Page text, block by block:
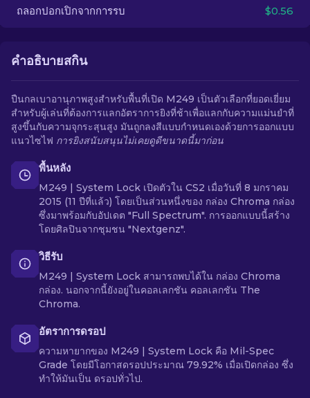
ถลอกปอกเปิกจากการรบ $0.56
คำอธิบายสกิน
ปืนกลเบาอานุภาพสูงสำหรับพื้นที่เปิด M249 เป็นตัวเลือกที่ยอดเยี่ยม
สำหรับผู้เล่นที่ต้องการแลกอัตราการยิงที่ช้าเพื่อแลกกับความแม่นยำที่
สูงขึ้นกับความจุกระสุนสูง มันถูกลงสีแบบกำหนดเองด้วยการออกแบบ
แนวไซไฟ การยิงสนับสนุนไม่เคยดูดีขนาดนี้มาก่อน
พื้นหลัง
M249 | System Lock เปิดตัวใน CS2 เมื่อวันที่ 8 มกราคม
2015 (11 ปีที่แล้ว) โดยเป็นส่วนหนึ่งของ กล่อง Chroma กล่อง
ซึ่งมาพร้อมกับอัปเดต "Full Spectrum". การออกแบบนี้สร้าง
โดยศิลปินจากชุมชน "Nextgenz".
วิธีรับ
M249 | System Lock สามารถพบได้ใน กล่อง Chroma
กล่อง. นอกจากนี้ยังอยู่ในคอลเลกชัน คอลเลกชัน The
Chroma.
อัตราการดรอป
ความหายากของ M249 | System Lock คือ Mil-Spec
Grade โดยมีโอกาสดรอปประมาณ 79.92% เมื่อเปิดกล่อง ซึ่ง
ทำให้มันเป็น ดรอปทั่วไป.